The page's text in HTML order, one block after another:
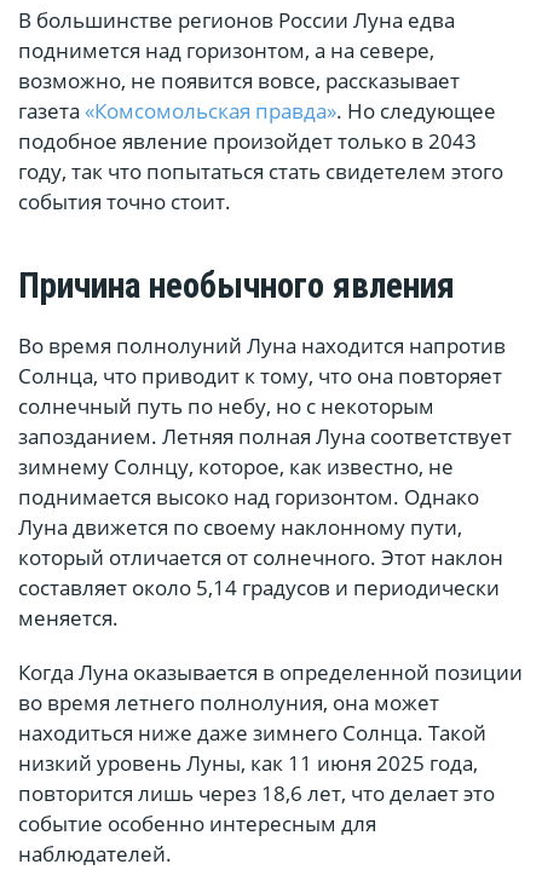
В большинстве регионов России Луна едва
поднимется над горизонтом, а на севере,
возможно, не появится вовсе, рассказывает
газета «Комсомольская правда». Но следующее
подобное явление произойдет только в 2043
году, так что попытаться стать свидетелем этого
события точно стоит.
Причина необычного явления
Во время полнолуний Луна находится напротив
Солнца, что приводит к тому, что она повторяет
солнечный путь по небу, но с некоторым
запозданием. Летняя полная Луна соответствует
зимнему Солнцу, которое, как известно, не
поднимается высоко над горизонтом. Однако
Луна движется по своему наклонному пути,
который отличается от солнечного. Этот наклон
составляет около 5,14 градусов и периодически
меняется.
Когда Луна оказывается в определенной позиции
во время летнего полнолуния, она может
находиться ниже даже зимнего Солнца. Такой
низкий уровень Луны, как 11 июня 2025 года,
повторится лишь через 18,6 лет, что делает это
событие особенно интересным для
наблюдателей.